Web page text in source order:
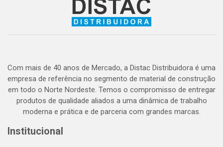
Com mais de 40 anos de Mercado, a Distac Distribuidora é uma
empresa de referência no segmento de material de construção
em todo o Norte Nordeste. Temos o compromisso de entregar
produtos de qualidade aliados a uma dinâmica de trabalho
moderna e prática e de parceria com grandes marcas.
Institucional